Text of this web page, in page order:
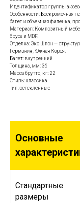
Идентификатор группы
Особенности: Бескромочная
багет и объемная филенка,
Материал: Композитный
бруса и MDF.
Отделка: Эко Шпон —
Германия, Южная Корея.
Багет: внутренний
Толщина, мм: 36
Масса брутто, кг: 22
Стиль: классика
Тип: остекленные
Основные
Стандартные
размеры